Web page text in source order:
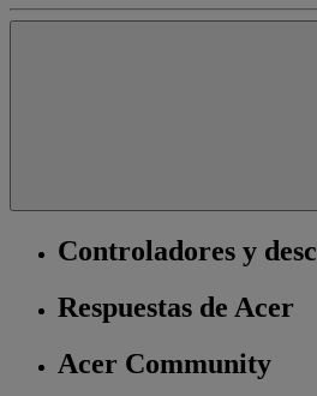
Controladores y
Respuestas de Acer
Acer Community